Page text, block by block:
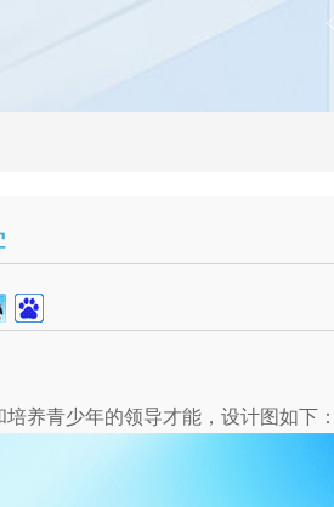
养青少年的领导才能，设计图如下：